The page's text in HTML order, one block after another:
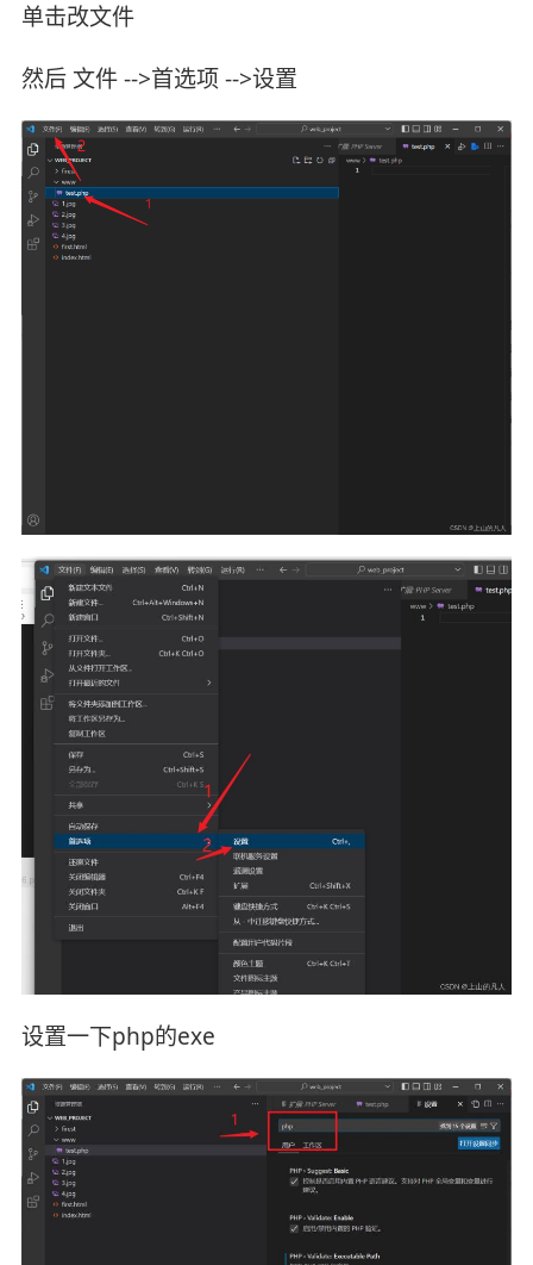
单击改文件
然后 文件 -->首选项 -->设置
设置一下php的exe